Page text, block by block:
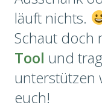
läuft nichts.
Schaut doch
Tool und
unterstützen
euch!